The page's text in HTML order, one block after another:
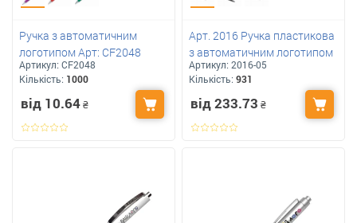
Ручка з автоматичним
логотипом Арт: CF2048
Артикул: CF2048
Кількість: 1000
від 10.64₴
Арт. 2016 Ручка пластикова
з автоматичним логотипом
Артикул:2016-05
Кількість:931
від 233.73 ₴